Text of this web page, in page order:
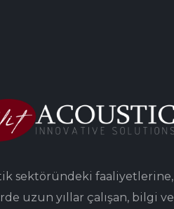
sektöründeki faaliyetlerine,
uzun yıllar çalışan, bilgi ve